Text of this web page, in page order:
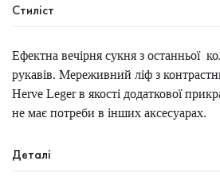
Стиліст
Ефектна вечірня сукня з останньої
рукавів. Мереживний ліф з
Herve Leger в якості додаткової
не має потреби в інших аксесуарах.
Деталі